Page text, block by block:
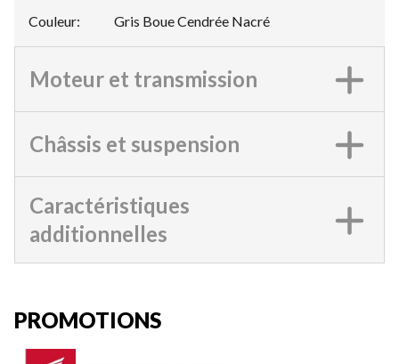
Couleur: Gris Boue Cendrée Nacré
Moteur et transmission
Châssis et suspension
Caractéristiques
additionnelles
PROMOTIONS